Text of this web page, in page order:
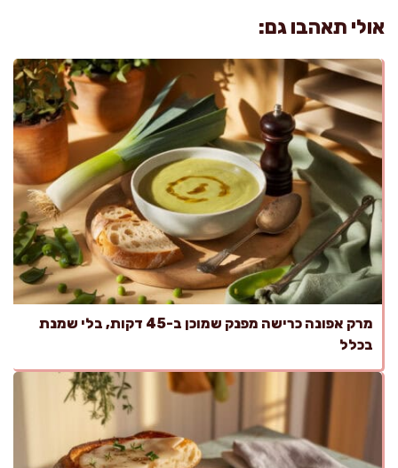
אולי תאהבו גם:
מרק אפונה כרישה מפנק שמוכן ב-45 דקות, בלי שמנת
בכלל